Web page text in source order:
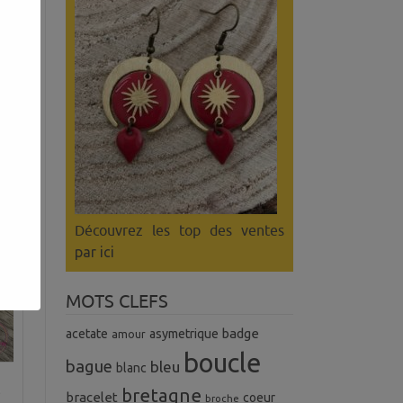
Découvrez les top des ventes
par ici
MOTS CLEFS
acetate amour asymetrique badge
bague blanc bleu boucle
bracelet bretagne broche coeur